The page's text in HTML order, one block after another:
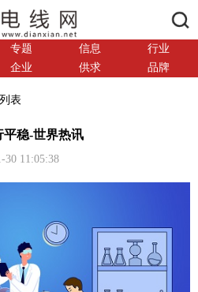
专题 信息
行业
企业 供求 品牌
表
稳-世界热讯
11:05:38